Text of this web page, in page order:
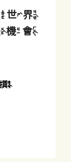
世界
機會